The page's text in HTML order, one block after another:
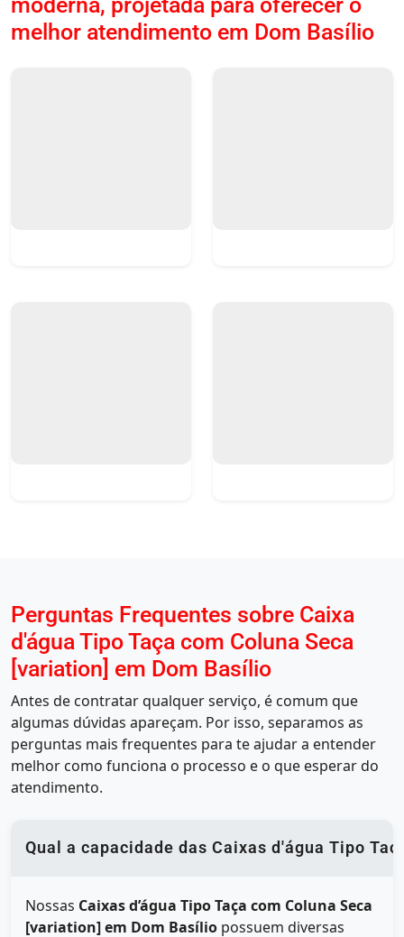
melhor atendimento em Dom Basílio
Perguntas Frequentes sobre Caixa
d'água Tipo Taça com Coluna Seca
[variation] em Dom Basílio
Antes de contratar qualquer serviço, é comum que
algumas dúvidas apareçam. Por isso, separamos as
perguntas mais frequentes para te ajudar a entender
melhor como funciona o processo e o que esperar do
atendimento.
Qual a capacidade das Caixas d'água Tipo
Nossas Caixas d’água Tipo Taça com Coluna Seca
[variation] em Dom Basílio possuem diversas